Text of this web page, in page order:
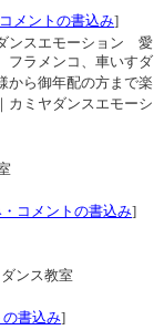
メントの書込み]
ンスエモーション 愛
フラメンコ、車いすダ
から御年配の方まで楽
カミヤダンスエモーシ
コメントの書込み]
ダンス教室
の書込み]